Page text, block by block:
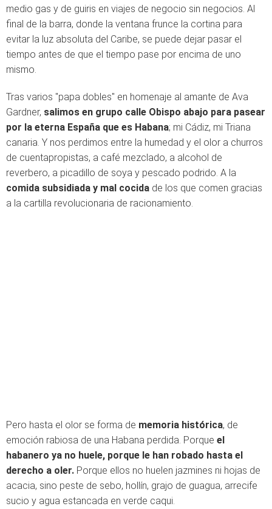
medio gas y de guiris en viajes de negocio sin negocios. Al
final de la barra, donde la ventana frunce la cortina para
evitar la luz absoluta del Caribe, se puede dejar pasar el
tiempo antes de que el tiempo pase por encima de uno
mismo.
Tras varios "papa dobles" en homenaje al amante de Ava
Gardner, salimos en grupo calle Obispo abajo para pasear
por la eterna España que es Habana; mi Cádiz, mi Triana
canaria. Y nos perdimos entre la humedad y el olor a churros
de cuentapropistas, a café mezclado, a alcohol de
reverbero, a picadillo de soya y pescado podrido. A la
comida subsidiada y mal cocida de los que comen gracias
a la cartilla revolucionaria de racionamiento.
Pero hasta el olor se forma de memoria histórica, de
emoción rabiosa de una Habana perdida. Porque el
habanero ya no huele, porque le han robado hasta el
derecho a oler. Porque ellos no huelen jazmines ni hojas de
acacia, sino peste de sebo, hollín, grajo de guagua, arrecife
sucio y agua estancada en verde caqui.